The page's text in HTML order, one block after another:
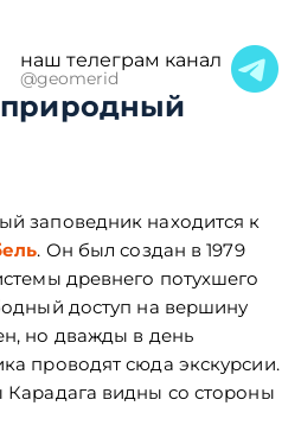
наш телеграм канал
@geomerid
природный
заповедник находится к
. Он был создан в 1979
древнего потухшего
доступ на вершину
но дважды в день
проводят сюда экскурсии.
видны со стороны